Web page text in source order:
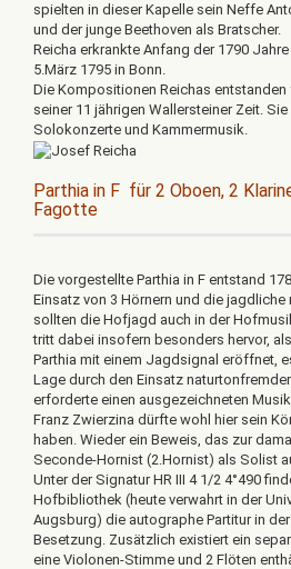
spielten in dieser Kapelle sein Neffe
und der junge Beethoven als Bratscher.
Reicha erkrankte Anfang der 1790
5.März 1795 in Bonn.
Die Kompositionen Reichas
seiner 11 jährigen Wallersteiner Zeit.
Solokonzerte und Kammermusik.
Parthia in F für 2 Oboen, 2
Fagotte
Die vorgestellte Parthia in F entstand
Einsatz von 3 Hörnern und die
sollten die Hofjagd auch in der
tritt dabei insofern besonders hervor,
Parthia mit einem Jagdsignal eröffnet,
Lage durch den Einsatz
erforderte einen ausgezeichneten
Franz Zwierzina dürfte wohl hier sein
haben. Wieder ein Beweis, das zur
Seconde-Hornist (2.Hornist) als Solist
Unter der Signatur HR III 4 1/2 4°490
Hofbibliothek (heute verwahrt in der
Augsburg) die autographe Partitur in
Besetzung. Zusätzlich existiert ein
eine Violonen-Stimme und 2 Flöten